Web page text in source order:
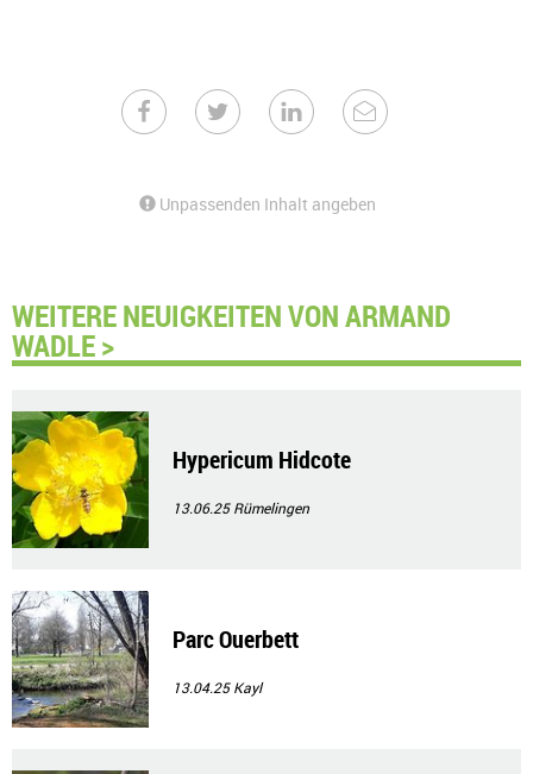
Unpassenden Inhalt angeben
WEITERE NEUIGKEITEN VON ARMAND
WADLE >
Hypericum Hidcote
13.06.25Rümelingen
Parc Ouerbett
13.04.25Kayl